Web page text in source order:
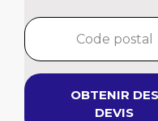
OBTENIR DES
DEVIS